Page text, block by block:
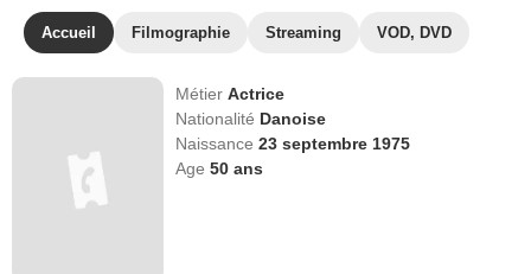
Accueil Filmographie Streaming VOD, DVD
MétierActrice
Nationalité Danoise
Naissance23 septembre 1975
Age50 ans